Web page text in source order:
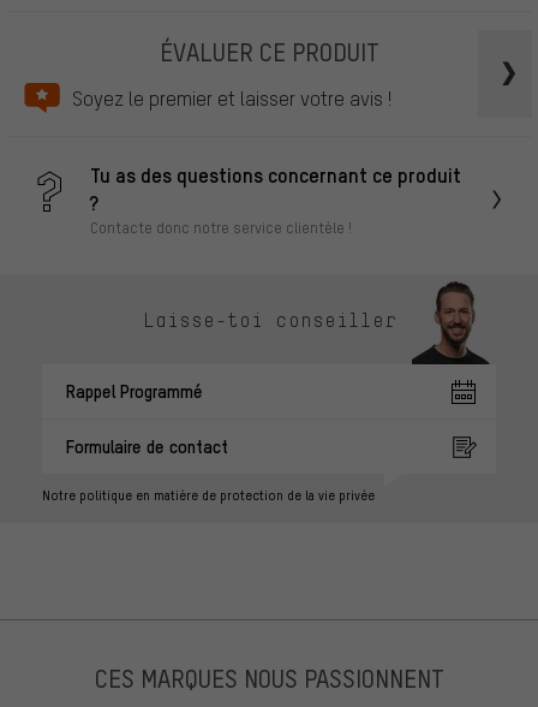
ÉVALUER CE PRODUIT
Soyez le premier et laisser votre avis !
Tu as des questions concernant ce produit
?
Contacte donc notre service clientèle !
Laisse-toi conseiller
Rappel Programmé
Formulaire de contact
Notre politique en matière de protection de la vie privée
CES MARQUES NOUS PASSIONNENT